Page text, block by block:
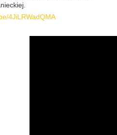
4JiLRWadQMA